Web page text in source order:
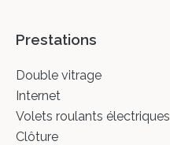
Prestations
Double vitrage
Internet
Volets roulants électriques
Clôture